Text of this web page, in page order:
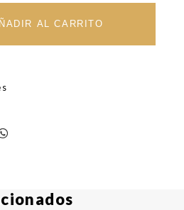
AL CARRITO